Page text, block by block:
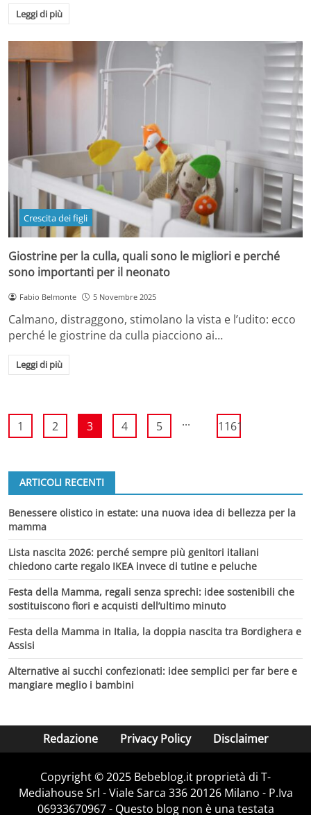
Leggi di più
Crescita dei figli
Giostrine per la culla, quali sono le migliori e perché
sono importanti per il neonato
Fabio Belmonte 5 Novembre 2025
Calmano, distraggono, stimolano la vista e l’udito: ecco
perché le giostrine da culla piacciono ai…
Leggi di più
1 2 3 4 5 ... 1161
ARTICOLI RECENTI
Benessere olistico in estate: una nuova idea di bellezza per la
mamma
Lista nascita 2026: perché sempre più genitori italiani
chiedono carte regalo IKEA invece di tutine e peluche
Festa della Mamma, regali senza sprechi: idee sostenibili che
sostituiscono fiori e acquisti dell’ultimo minuto
Festa della Mamma in Italia, la doppia nascita tra Bordighera e
Assisi
Alternative ai succhi confezionati: idee semplici per far bere e
mangiare meglio i bambini
Redazione Privacy Policy Disclaimer
Copyright © 2025 Bebeblog.it proprietà di T-
Mediahouse Srl - Viale Sarca 336 20126 Milano - P.Iva
06933670967 - Questo blog non è una testata